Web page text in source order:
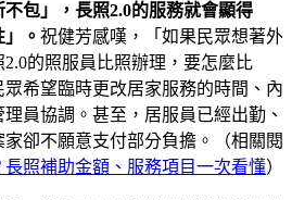
包」，長照2.0的服務就會顯得
。 祝健芳感嘆，「如果民眾想著外
的照服員比照辦理，要怎麼比
希望臨時更改居家服務的時間、內
員協調。甚至，居服員已經出勤、
卻不願意支付部分負擔。（相關閱
照補助金額、服務項目一次看懂）